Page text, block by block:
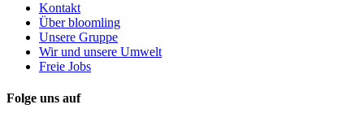
Kontakt
Über bloomling
Unsere Gruppe
Wir und unsere Umwelt
Freie Jobs
Folge uns auf